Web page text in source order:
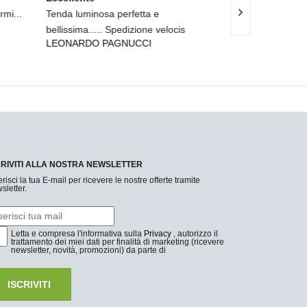
tutto bene.
ANTONIO LEFOSSE
ALLA NOSTRA NEWSLETTER
la tua E-mail per ricevere le nostre offerte tramite
Letta e compresa l'informativa sulla Privacy , autorizzo il
trattamento dei miei dati per finalità di marketing (ricevere
newsletter, novità, promozioni) da parte di
ISCRIVITI